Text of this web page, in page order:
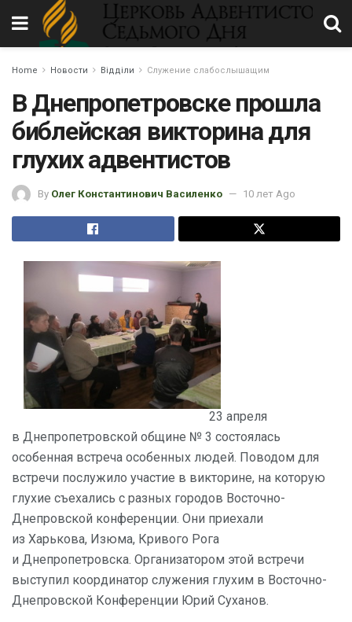
Home Новости Відділи Служение слабослышащим
В Днепропетровске прошла
библейская викторина для
глухих адвентистов
By Олег Константинович Василенко 10 лет Ago
23 апреля
в Днепропетровской общине № 3 состоялась
особенная встреча особенных людей. Поводом для
встречи послужило участие в викторине, на которую
глухие съехались с разных городов Восточно-
Днепровской конференции. Они приехали
из Харькова, Изюма, Кривого Рога
и Днепропетровска. Организатором этой встречи
выступил координатор служения глухим в Восточно-
Днепровской Конференции Юрий Суханов.